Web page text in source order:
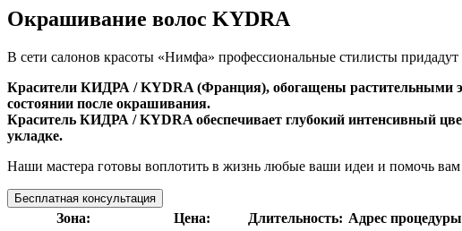
Окрашивание волос KYDRA
В сети салонов красоты «Нимфа» профессиональные стилисты
Красители КИДРА / KYDRA (Франция), обогащены растительными
состоянии после окрашивания.
Краситель КИДРА / KYDRA обеспечивает глубокий интенсивный
укладке.
Наши мастера готовы воплотить в жизнь любые ваши идеи и помочь
Бесплатная консультация
Зона: Цена: Длительность: Адрес